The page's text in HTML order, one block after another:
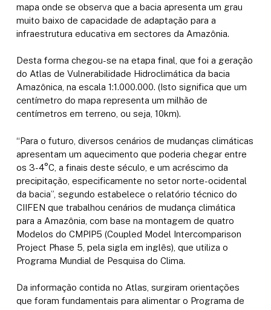
mapa onde se observa que a bacia apresenta um grau
muito baixo de capacidade de adaptação para a
infraestrutura educativa em sectores da Amazônia.
Desta forma chegou-se na etapa final, que foi a geração
do Atlas de Vulnerabilidade Hidroclimática da bacia
Amazônica, na escala 1:1.000.000. (Isto significa que um
centímetro do mapa representa um milhão de
centímetros em terreno, ou seja, 10km).
“Para o futuro, diversos cenários de mudanças climáticas
apresentam um aquecimento que poderia chegar entre
os 3-4°C, a finais deste século, e um acréscimo da
precipitação, especificamente no setor norte-ocidental
da bacia”, segundo estabelece o relatório técnico do
CIIFEN que trabalhou cenários de mudança climática
para a Amazônia, com base na montagem de quatro
Modelos do CMPIP5 (Coupled Model Intercomparison
Project Phase 5, pela sigla em inglês), que utiliza o
Programa Mundial de Pesquisa do Clima.
Da informação contida no Atlas, surgiram orientações
que foram fundamentais para alimentar o Programa de